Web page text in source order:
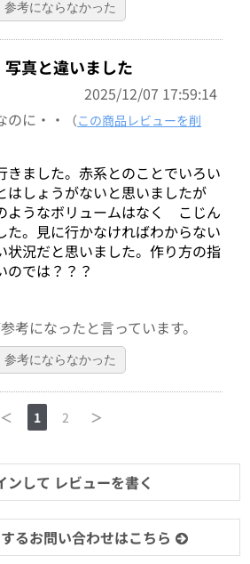
参考にならなかった
写真と違いました
2025/12/07 17:59:14
に・・
（この商品レビューを削
きました。赤系とのことでいろい
はしょうがないと思いましたが
うなボリュームはなく こじん
た。見に行かなければわからない
況だと思いました。作り方の指
のでは？？？
考になったと言っています。
参考にならなかった
＜ 1 2 ＞
ンして レビューを書く
るお問い合わせはこちら